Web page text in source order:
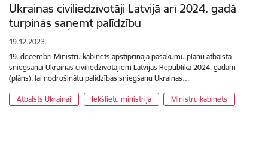
Ukrainas civiliedzīvotāji Latvijā arī 2024. gadā
turpinās saņemt palīdzību
19.12.2023.
19. decembrī Ministru kabinets apstiprināja pasākumu plānu atbalsta
sniegšanai Ukrainas civiliedzīvotājiem Latvijas Republikā 2024. gadam
(plāns), lai nodrošinātu palīdzības sniegšanu Ukrainas…
Atbalsts Ukrainai Iekšlietu ministrija Ministru kabinets